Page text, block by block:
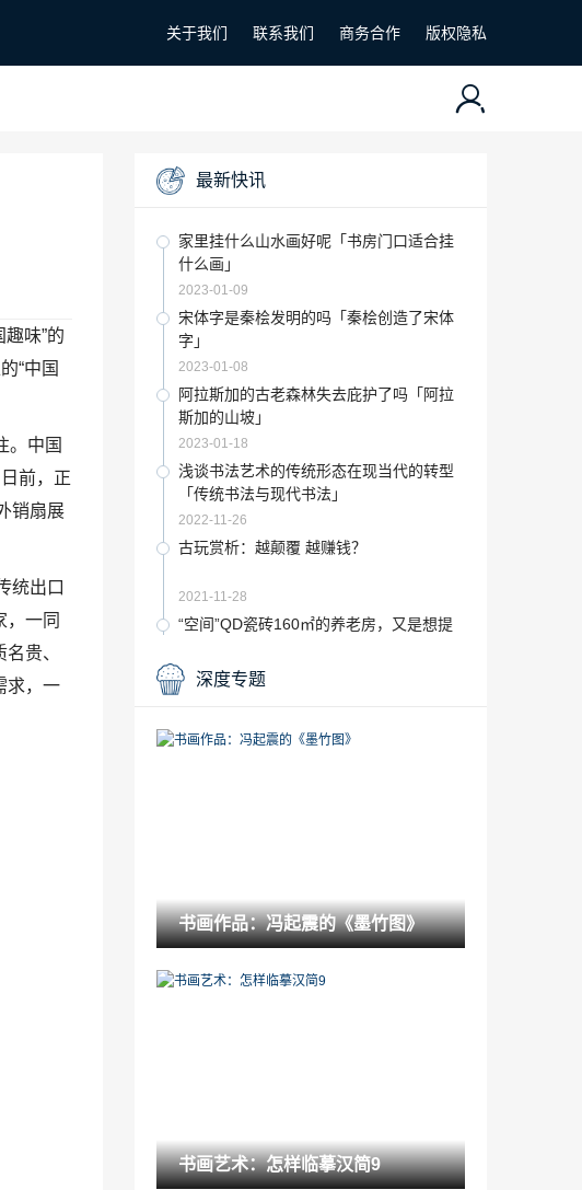
关于我们 联系我们 商务合作 版权隐私
味”的
“中国
。中国
前，正
销扇展
统出口
，一同
贵、
求，一
最新快讯
家里挂什么山水画好呢「书房门口适合挂
什么画」
2023-01-09
宋体字是秦桧发明的吗「秦桧创造了宋体
字」
2023-01-08
阿拉斯加的古老森林失去庇护了吗「阿拉
斯加的山坡」
2023-01-18
浅谈书法艺术的传统形态在现当代的转型
「传统书法与现代书法」
2022-11-26
古玩赏析：越颠覆 越赚钱？
2021-11-28
“空间”QD瓷砖160㎡的养老房，又是想提
2023-03-06
2022-12-15
2023-01-20
书画作品：中国社区书画节“牵手房山大石
窝镇”公益文化活动启动
2021-06-15
吉药控股能否重组成功「吉药控股」
深度专题
书画作品：冯起震的《墨竹图》
书画艺术：怎样临摹汉简9